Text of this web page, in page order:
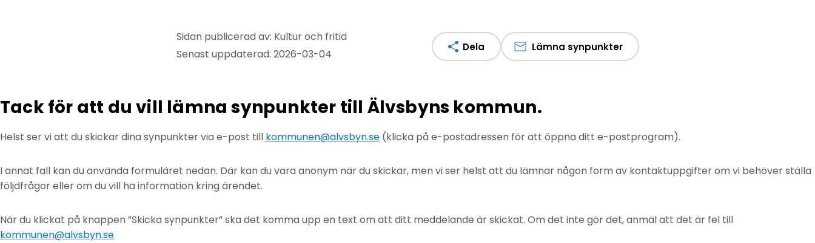
Sidan publicerad av: Kultur och fritid
Senast uppdaterad: 2026-03-04
Dela Lämna synpunkter
Tack för att du vill lämna synpunkter till Älvsbyns kommun.
Helst ser vi att du skickar dina synpunkter via e-post till kommunen@alvsbyn.se (klicka på e-postadressen för att öppna ditt e-postprogram).
I annat fall kan du använda formuläret nedan. Där kan du vara anonym när du skickar, men vi ser helst att du lämnar någon form av kontaktuppgifter om vi behöver ställa
följdfrågor eller om du vill ha information kring ärendet.
När du klickat på knappen ”Skicka synpunkter” ska det komma upp en text om att ditt meddelande är skickat. Om det inte gör det, anmäl att det är fel till
kommunen@alvsbyn.se